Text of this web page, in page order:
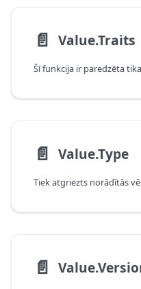
📄️ Value.Traits
Šī funkcija ir paredzēta
📄️ Value.Type
Tiek atgriezts norādītās
📄️